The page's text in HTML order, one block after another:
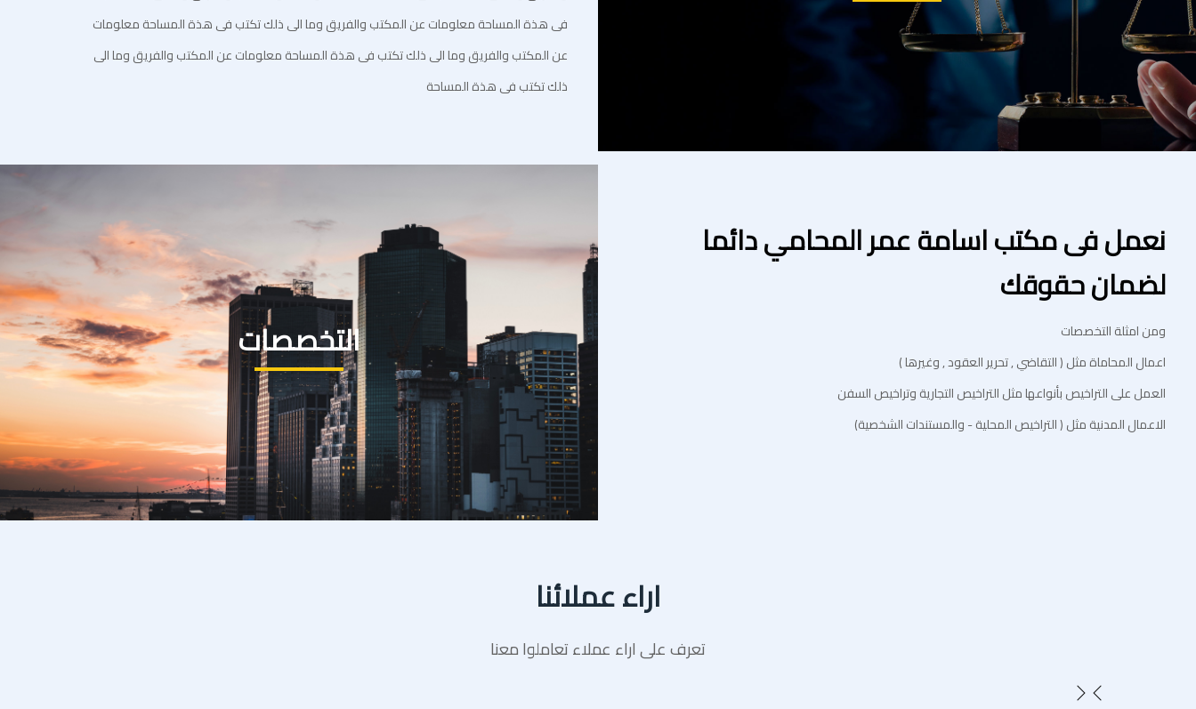
فى هذة المساحة معلومات عن المكتب والفريق وما الى ذلك تكتب فى هذة المساحة معلومات
عن المكتب والفريق وما الى ذلك تكتب فى هذة المساحة معلومات عن المكتب والفريق وما الى
ذلك تكتب فى هذة المساحة
نعمل فى مكتب اسامة عمر المحامي دائما
لضمان حقوقك
ومن امثلة التخصصات
اعمال المحاماة مثل ( التقاضي , تحرير العقود , وغيرها )
العمل على التراخيص بأنواعها مثل التراخيص التجارية وتراخيص السفن
الاعمال المدنية مثل ( التراخيص المحلية - والمستندات الشخصية)
التخصصات
اراء عملائنا
تعرف على اراء عملاء تعاملوا معنا